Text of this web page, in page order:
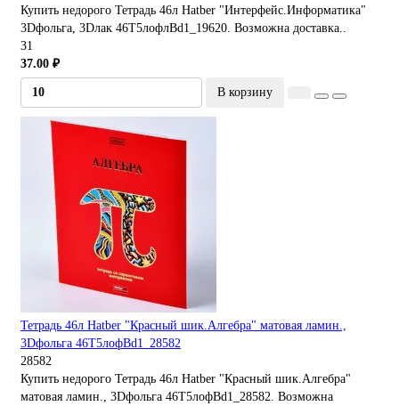
Купить недорого Тетрадь 46л Hatber "Интерфейс.Информатика"
3Dфольга, 3Dлак 46Т5лофлBd1_19620. Возможна доставка..
31
37.00 ₽
В корзину
Тетрадь 46л Hatber "Красный шик.Алгебра" матовая ламин.,
3Dфольга 46Т5лофBd1_28582
28582
Купить недорого Тетрадь 46л Hatber "Красный шик.Алгебра"
матовая ламин., 3Dфольга 46Т5лофBd1_28582. Возможна